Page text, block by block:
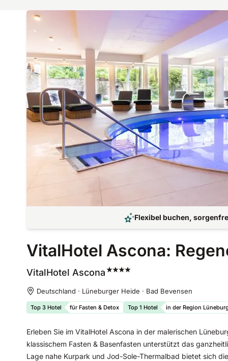
Flexibel buchen,
VitalHotel Ascona:
VitalHotel Ascona
Deutschland · Lüneburger Heide · Bad Bevensen
Top 3 Hotel für Fasten & Detox Top 1 Hotel in der Region
Erleben Sie im VitalHotel Ascona in der malerischen
klassischem Fasten & Basenfasten unterstützt das
Lage nahe Kurpark und Jod-Sole-Thermalbad bietet sich